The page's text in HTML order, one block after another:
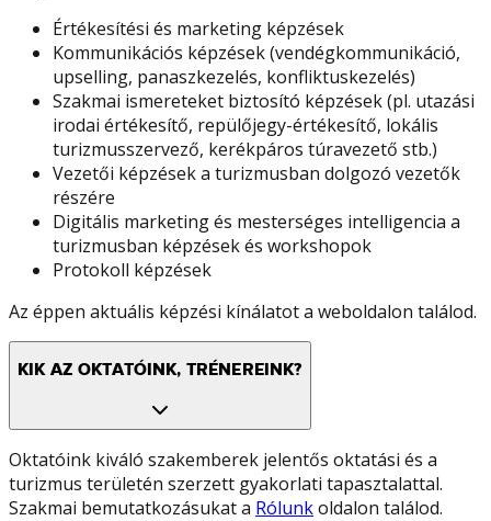
Értékesítési és marketing képzések
Kommunikációs képzések (vendégkommunikáció,
upselling, panaszkezelés, konfliktuskezelés)
Szakmai ismereteket biztosító képzések (pl. utazási
irodai értékesítő, repülőjegy-értékesítő, lokális
turizmusszervező, kerékpáros túravezető stb.)
Vezetői képzések a turizmusban dolgozó vezetők
részére
Digitális marketing és mesterséges intelligencia a
turizmusban képzések és workshopok
Protokoll képzések
Az éppen aktuális képzési kínálatot a weboldalon találod.
KIK AZ OKTATÓINK, TRÉNEREINK?
Oktatóink kiváló szakemberek jelentős oktatási és a
turizmus területén szerzett gyakorlati tapasztalattal.
Szakmai bemutatkozásukat a Rólunkoldalon találod.